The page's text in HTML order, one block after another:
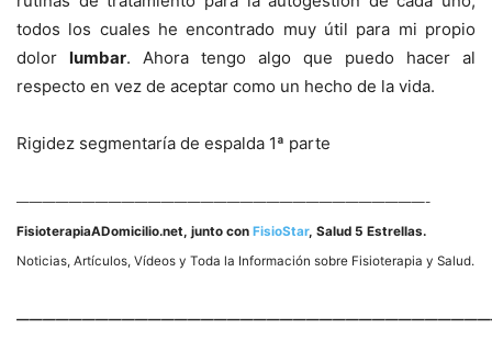
todos los cuales he encontrado muy útil para mi propio
dolor lumbar. Ahora tengo algo que puedo hacer al
respecto en vez de aceptar como un hecho de la vida.
Rigidez segmentarí­a de espalda 1ª parte
———————————————————————————————-
FisioterapiaADomicilio.net, junto con FisioStar, Salud 5 Estrellas.
Noticias, Artí­culos, Ví­deos y Toda la Información sobre Fisioterapia y Salud.